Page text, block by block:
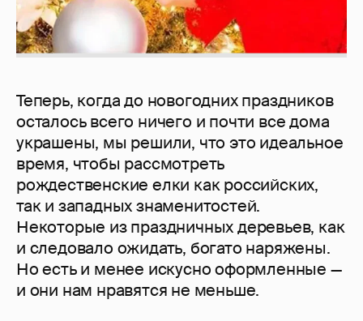
Теперь, когда до новогодних праздников
осталось всего ничего и почти все дома
украшены, мы решили, что это идеальное
время, чтобы рассмотреть
рождественские елки как российских,
так и западных знаменитостей.
Некоторые из праздничных деревьев, как
и следовало ожидать, богато наряжены.
Но есть и менее искусно оформленные —
и они нам нравятся не меньше.